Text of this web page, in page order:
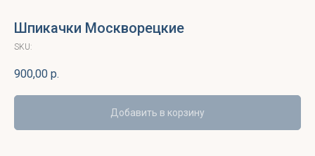
Шпикачки Москворецкие
SKU:
900,00 р.
Добавить в корзину